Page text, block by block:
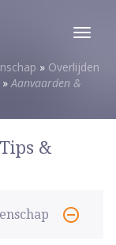
Toggle
» Overlijden
»Aanvaarden &
&